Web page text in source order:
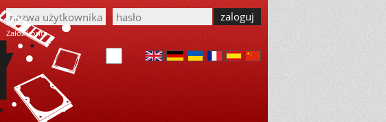
Załóż konto